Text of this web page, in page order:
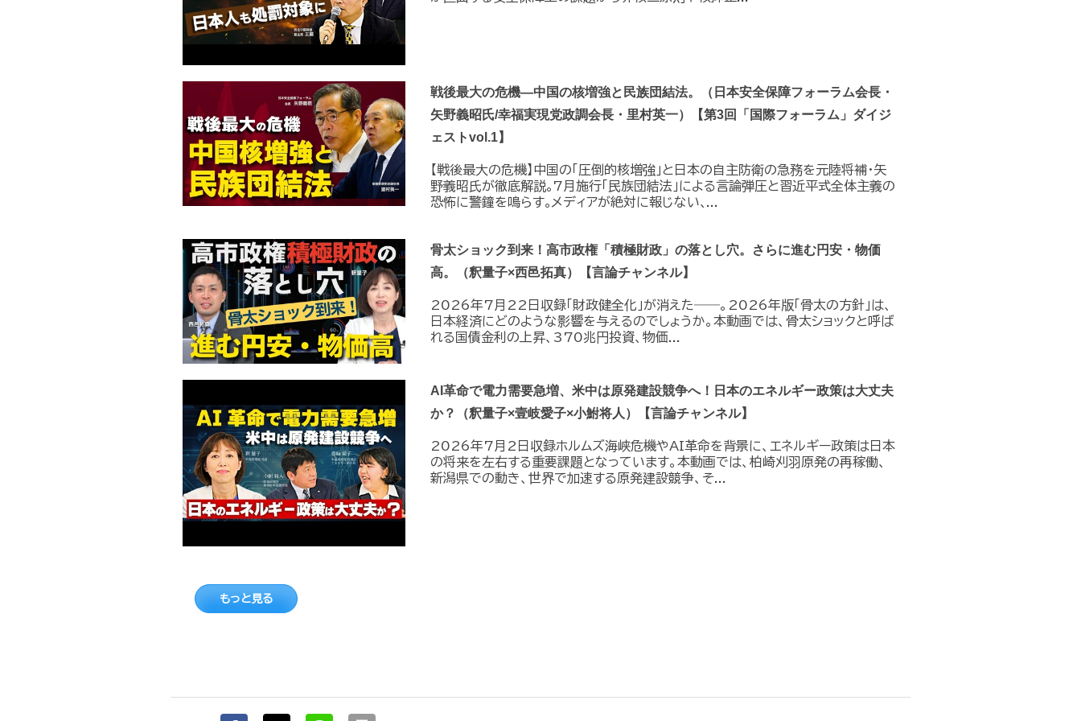
戦後最大の危機―中国の核増強と民族団結法。（日本安全保障フォーラム会長・
矢野義昭氏/幸福実現党政調会長・里村英一）【第3回「国際フォーラム」ダイジ
ェストvol.1】
【戦後最大の危機】中国の｢圧倒的核増強｣と日本の自主防衛の急務を元陸将補・矢
野義昭氏が徹底解説｡7月施行｢民族団結法｣による言論弾圧と習近平式全体主義の
恐怖に警鐘を鳴らす｡メディアが絶対に報じない､...
骨太ショック到来！高市政権「積極財政」の落とし穴。さらに進む円安・物価
高。（釈量子×西邑拓真）【言論チャンネル】
2026年7月22日収録「財政健全化」が消えた――。2026年版「骨太の方針」は、
日本経済にどのような影響を与えるのでしょうか。本動画では、骨太ショックと呼ば
れる国債金利の上昇、370兆円投資、物価...
AI革命で電力需要急増、米中は原発建設競争へ！日本のエネルギー政策は大丈夫
か？（釈量子×壹岐愛子×小鮒将人）【言論チャンネル】
2026年7月2日収録ホルムズ海峡危機やAI革命を背景に、エネルギー政策は日本
の将来を左右する重要課題となっています。本動画では、柏崎刈羽原発の再稼働、
新潟県での動き、世界で加速する原発建設競争、そ...
もっと見る